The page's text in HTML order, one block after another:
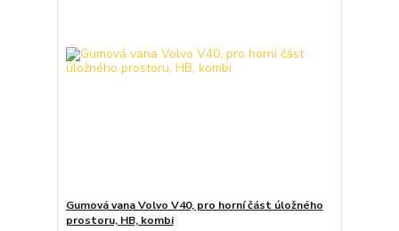
Gumová vana Volvo V40, pro horní část úložného
prostoru, HB, kombi